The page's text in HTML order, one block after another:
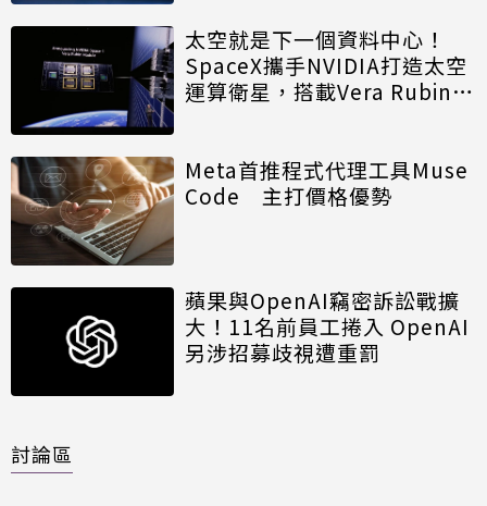
太空就是下一個資料中心！
SpaceX攜手NVIDIA打造太空
運算衛星，搭載Vera Rubin運
Meta首推程式代理工具Muse
Code 主打價格優勢
蘋果與OpenAI竊密訴訟戰擴
大！11名前員工捲入 OpenAI
另涉招募歧視遭重罰
討論區